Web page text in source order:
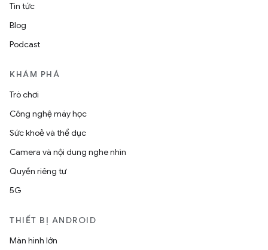
Tin tức
Blog
Podcast
KHÁM PHÁ
Trò chơi
Công nghệ máy học
Sức khoẻ và thể dục
Camera và nội dung nghe nhìn
Quyền riêng tư
5G
THIẾT BỊ ANDROID
Màn hình lớn